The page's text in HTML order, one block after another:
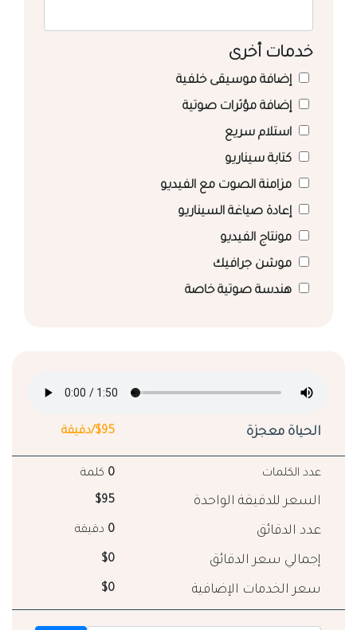
خدمات أخرى
إضافة موسيقى خلفية
إضافة مؤثرات صوتية
استلام سريع
كتابة سيناريو
مزامنة الصوت مع الفيديو
إعادة صياغة السيناريو
مونتاج الفيديو
موشن جرافيك
هندسة صوتية خاصة
الحياة معجزة $95/دقيقة
عدد الكلمات 0 كلمة
السعر للدقيقة الواحدة $95
عدد الدقائق 0 دقيقة
إجمالي سعر الدقائق $0
سعر الخدمات الإضافية $0